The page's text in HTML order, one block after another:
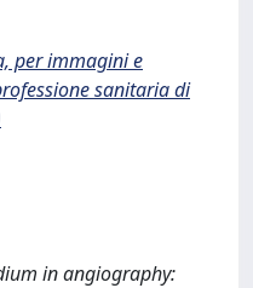
per immagini e
sanitaria di
in angiography: